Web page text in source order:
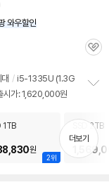
와우할인
관
/ i5-1335U (1.3G
시가: 1,620,000원
펼
치
기
2위
1TB
원
SSD 2TB
더보기